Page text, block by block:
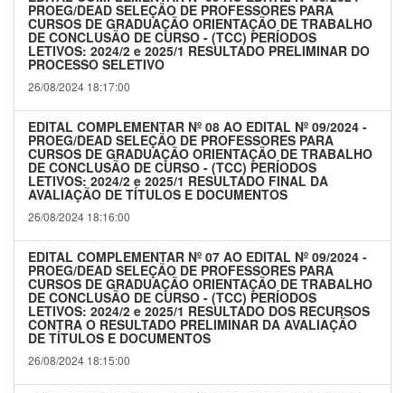
PROEG/DEAD SELEÇÃO DE PROFESSORES PARA
CURSOS DE GRADUAÇÃO ORIENTAÇÃO DE TRABALHO
DE CONCLUSÃO DE CURSO - (TCC) PERÍODOS
LETIVOS: 2024/2 e 2025/1 RESULTADO PRELIMINAR DO
PROCESSO SELETIVO
26/08/2024 18:17:00
EDITAL COMPLEMENTAR Nº 08 AO EDITAL Nº 09/2024 -
PROEG/DEAD SELEÇÃO DE PROFESSORES PARA
CURSOS DE GRADUAÇÃO ORIENTAÇÃO DE TRABALHO
DE CONCLUSÃO DE CURSO - (TCC) PERÍODOS
LETIVOS: 2024/2 e 2025/1 RESULTADO FINAL DA
AVALIAÇÃO DE TÍTULOS E DOCUMENTOS
26/08/2024 18:16:00
EDITAL COMPLEMENTAR Nº 07 AO EDITAL Nº 09/2024 -
PROEG/DEAD SELEÇÃO DE PROFESSORES PARA
CURSOS DE GRADUAÇÃO ORIENTAÇÃO DE TRABALHO
DE CONCLUSÃO DE CURSO - (TCC) PERÍODOS
LETIVOS: 2024/2 e 2025/1 RESULTADO DOS RECURSOS
CONTRA O RESULTADO PRELIMINAR DA AVALIAÇÃO
DE TÍTULOS E DOCUMENTOS
26/08/2024 18:15:00